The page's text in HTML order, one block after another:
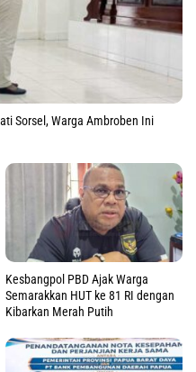
Sorsel, Warga Ambroben Ini
Kesbangpol PBD Ajak Warga
Semarakkan HUT ke 81 RI dengan
Kibarkan Merah Putih